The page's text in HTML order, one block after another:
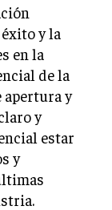
del mundo
y explicar las
futuro. En mis
una práctica
mundo de la
buscadores,
y la
en la
de la
y
y
estar
y